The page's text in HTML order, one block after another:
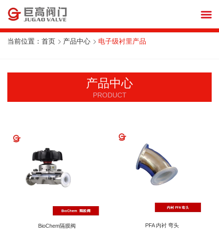
当前位置： 首页 产品中心 电子级衬里产品
产品中心
PRODUCT
BioChem隔膜阀 PFA 内衬 弯头